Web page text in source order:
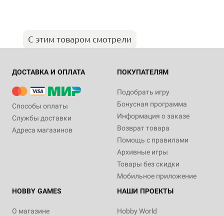
С этим товаром смотрели
ДОСТАВКА И ОПЛАТА
Способы оплаты
Службы доставки
Адреса магазинов
ПОКУПАТЕЛЯМ
Подобрать игру
Бонусная программа
Информация о заказе
Возврат товара
Помощь с правилами
Архивные игры
Товары без скидки
Мобильное приложение
HOBBY GAMES
О магазине
НАШИ ПРОЕКТЫ
Hobby World